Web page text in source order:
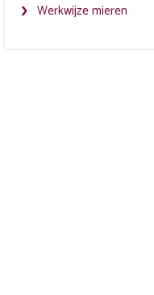
Werkwijze mieren